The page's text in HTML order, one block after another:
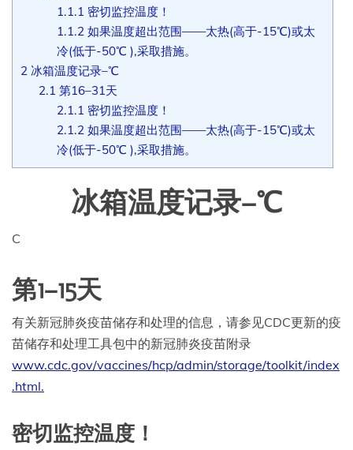
1.1.1 密切监控温度！
1.1.2如果温度超出范围——太热(高于-15℃)或太
冷(低于-50℃ ),采取措施。
2 冰箱温度记录–℃
2.1 第16–31天
2.1.1 密切监控温度！
2.1.2如果温度超出范围——太热(高于-15℃)或太
冷(低于-50℃ ),采取措施。
冰箱温度记录–℃
C
第1–15天
有关新冠肺炎疫苗储存和处理的信息，请参见CDC更新的疫
苗储存和处理工具包中的新冠肺炎疫苗附录
www.cdc.gov/vaccines/hcp/admin/storage/toolkit/index
.html.
密切监控温度！